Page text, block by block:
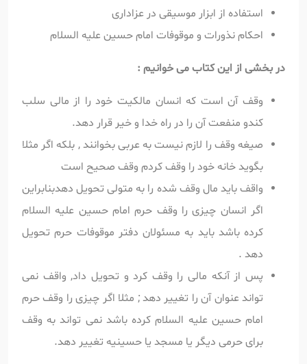
استفاده از ابزار موسیقی در عزاداری
احکام نذورات و موقوفات امام حسین علیه السلام
در بخشی از این کتاب می خوانیم :
وقف آن است که انسان مالکیت خود را از مالی سلب
کندو منفعت آن را در راه خدا و خیر قرار دهد.
صیغه وقف را لازم نیست به عربی بخوانند , بلکه اگر مثلا
بگوید خانه خود را وقف کردم وقف صحیح است
واقف باید مال وقف شده را به متولی تحویل دهدبنابراین
اگر انسان چیزی را وقف حرم امام حسین علیه السلام
کرده باشد باید به مسئولان دفتر موقوفات حرم تحویل
دهد .
پس از آنکه مالی را وقف کرد و تحویل داد, واقف نمی
تواند عنوان آن را تغییر دهد ; مثلا اگر چیزی را وقف حرم
امام حسین علیه السلام کرده باشد نمی تواند به وقف
برای حرمی دیگر یا مسجد یا حسینیه تغییر دهد.